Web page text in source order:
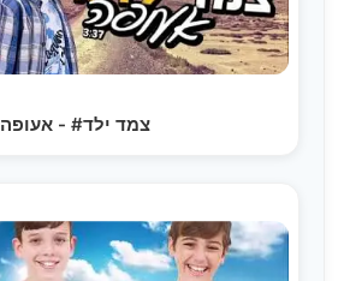
צמד ילד# - אעופה